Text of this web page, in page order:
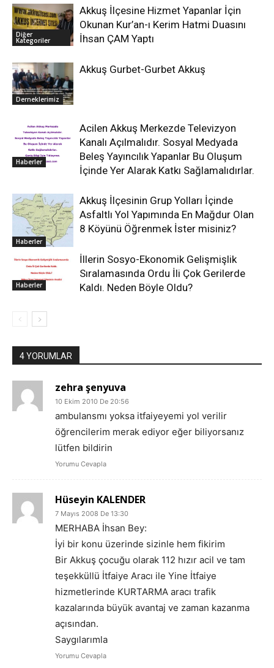
Diğer
Kategoriler
Akkuş İlçesine Hizmet Yapanlar İçin
Okunan Kur’an-ı Kerim Hatmi Duasını
İhsan ÇAM Yaptı
Derneklerimiz
Akkuş Gurbet-Gurbet Akkuş
Haberler
Acilen Akkuş Merkezde Televizyon
Kanalı Açılmalıdır. Sosyal Medyada
Beleş Yayıncılık Yapanlar Bu Oluşum
İçinde Yer Alarak Katkı Sağlamalıdırlar.
Haberler
Akkuş İlçesinin Grup Yolları İçinde
Asfaltlı Yol Yapımında En Mağdur Olan
8 Köyünü Öğrenmek İster misiniz?
Haberler
İllerin Sosyo-Ekonomik Gelişmişlik
Sıralamasında Ordu İli Çok Gerilerde
Kaldı. Neden Böyle Oldu?
4 YORUMLAR
zehra şenyuva
10 Ekim 2010 De 20:56
ambulansmı yoksa itfaiyeyemi yol verilir
öğrencilerim merak ediyor eğer biliyorsanız
lütfen bildirin
Yorumu Cevapla
Hüseyin KALENDER
7 Mayıs 2008 De 13:30
MERHABA İhsan Bey:
İyi bir konu üzerinde sizinle hem fikirim
Bir Akkuş çocuğu olarak 112 hızır acil ve tam
teşekküllü İtfaiye Aracı ile Yine İtfaiye
hizmetlerinde KURTARMA aracı trafik
kazalarında büyük avantaj ve zaman kazanma
açısından.
Saygılarımla
Yorumu Cevapla